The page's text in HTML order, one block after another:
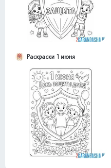
Раскраски 1 июня